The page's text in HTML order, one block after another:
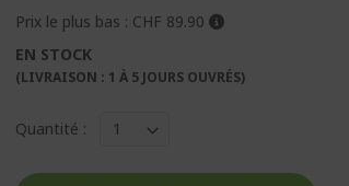
Prix le plus bas : CHF 89.90
EN STOCK
(LIVRAISON : 1 À 5 JOURS OUVRÉS)
Quantité :